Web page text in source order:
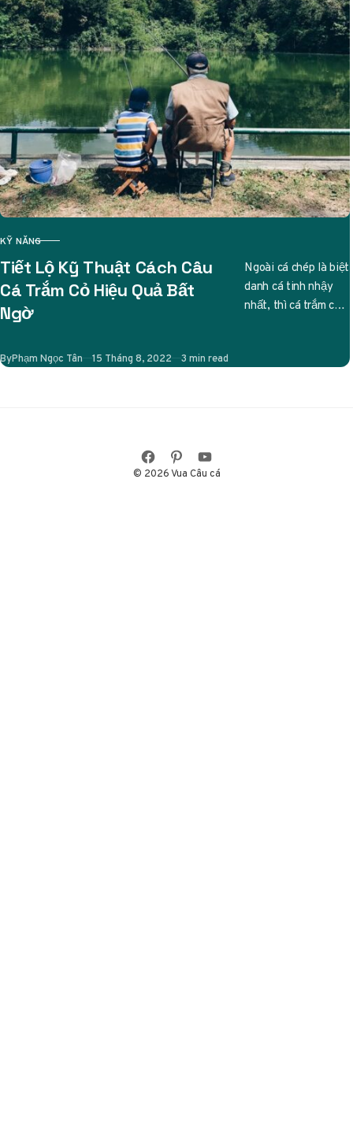
CATEGORY
KỸ NĂNG
Tiết Lộ Kỹ Thuật Cách Câu
Cá Trắm Cỏ Hiệu Quả Bất
Ngờ
Ngoài cá chép là biệt
danh cá tinh nhậy
nhất, thì cá trắm cỏ
ByPhạm Ngọc Tân Published
15 Tháng 8, 2022 3 min read
© 2026 Vua Câu cá